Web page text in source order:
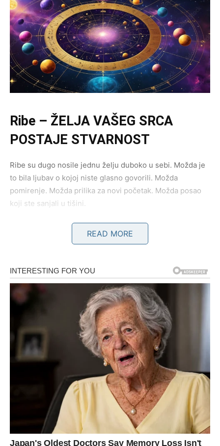
Ribe – ŽELJA VAŠEG SRCA
POSTAJE STVARNOST
Ribe su dugo nosile jednu želju duboko u sebi. Možda je
to bila ljubav o kojoj niste glasno govorili. Možda
pomirenje. Možda prilika za novi početak. Možda posao
koji ste sanjali u tišini.
Sada dolazi period u kojem se energija pokreće u vašu
Ljubav
Ako ste čekali poruku – dolazi.
Ako ste čekali priznanje – stiže.
Ako ste se nadali da će se neko promeniti – sada vidite
konkretan dokaz.
Moguće je da se ostvari emotivni susret koji deluje
sudbinski, kao da se krug zatvara i otvara u isto vreme.
Ribe ulaze u fazu u kojoj više ne moraju da mole za ljubav
– ona dolazi prirodno.
Unutrašnji mir
Najveća želja možda nije ni bila osoba – već mir. I sada
READ MORE